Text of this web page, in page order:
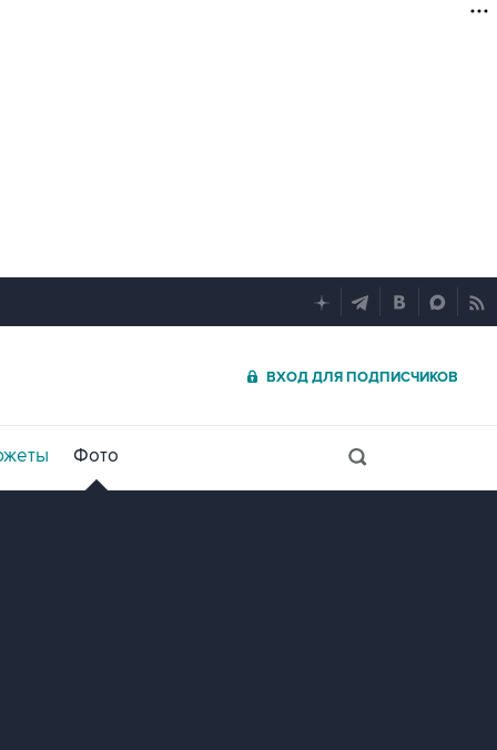
ВХОД ДЛЯ ПОДПИСЧИКОВ
Фото